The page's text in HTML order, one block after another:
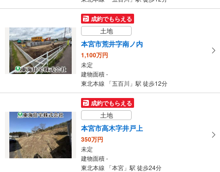
成約でもらえる
土地
本宮市荒井字南ノ内
1,100万円
未定
建物面積 -
東北本線 「五百川」駅 徒歩12分
成約でもらえる
土地
本宮市高木字井戸上
350万円
未定
建物面積 -
東北本線 「本宮」駅 徒歩24分